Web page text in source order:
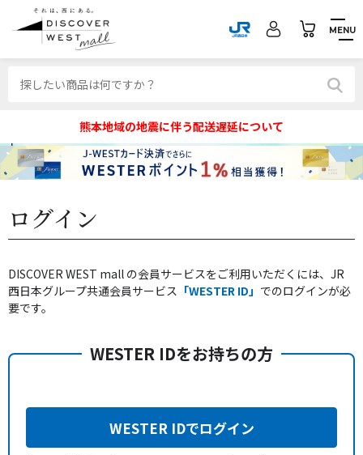
MENU
熊本地域の地震に伴う配送遅延について
ログイン
DISCOVER WEST mall の会員サービスをご利用いただくには、JR
西日本グループ共通会員サービス 「WESTER ID」 でのログインが必
要です。
WESTER IDをお持ちの方
WESTER IDでログイン